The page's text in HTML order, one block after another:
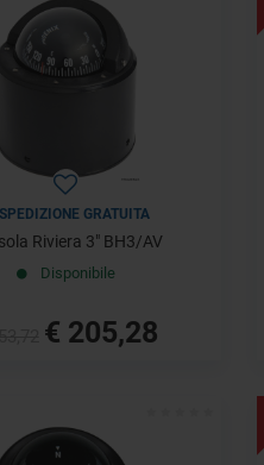
SPEDIZIONE GRATUITA
Riviera 3" BH3/AV
Disponibile
€ 205,28